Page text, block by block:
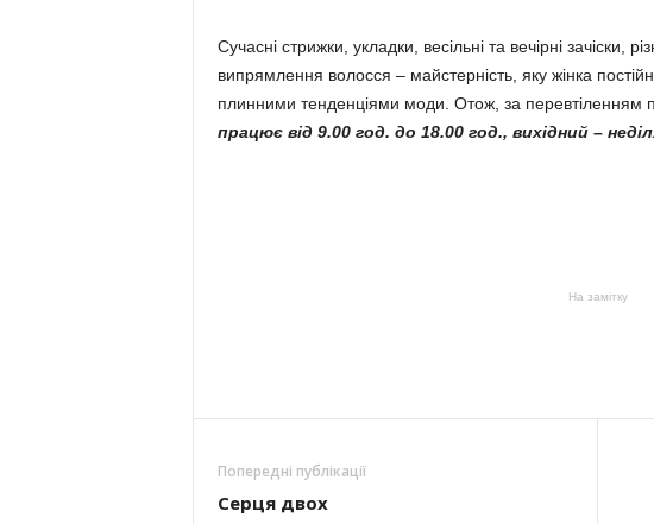
Сучасні стрижки, укладки, весільні та вечірні за­чіски,
ви­прямлення волосся – майстерність, яку жінка
плинними тен­денціями моди. Отож, за пере­вті­ленням
працює від 9.00 год. до 18.00 год., вихідний –
На замітку
Попередні публікації
Серця двох